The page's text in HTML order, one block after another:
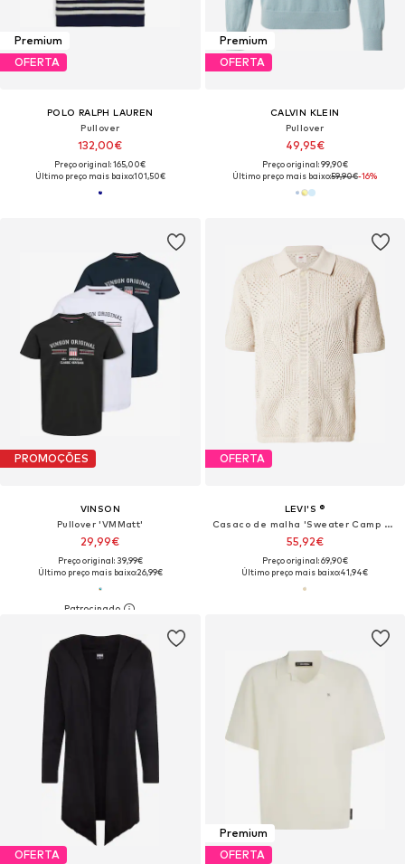
Premium
OFERTA
POLO RALPH LAUREN
Pullover
132,00€
Preço original: 165,00€
Último preço mais baixo:101,50€
Premium
OFERTA
CALVIN KLEIN
Pullover
49,95€
Preço original: 99,90€
Último preço mais baixo:59,90€-16%
PROMOÇÕES
VINSON
Pullover 'VMMatt'
29,99€
Preço original: 39,99€
Último preço mais baixo:26,99€
OFERTA
LEVI'S ®
Casaco de malha 'Sweater Camp Shirt'
55,92€
Preço original: 69,90€
Último preço mais baixo:41,94€
OFERTA
Premium
OFERTA